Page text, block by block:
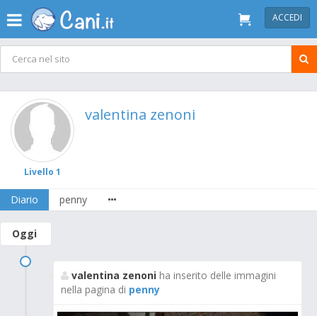
ACCEDI
Livello 1
valentina zenoni
Diario penny
Oggi
valentina zenoni ha inserito delle immagini
nella pagina di penny